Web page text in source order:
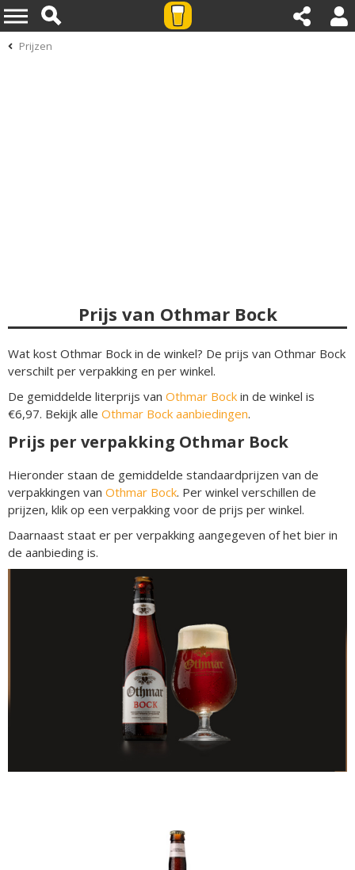
Prijzen
Prijs van Othmar Bock
Wat kost Othmar Bock in de winkel? De prijs van Othmar Bock
verschilt per verpakking en per winkel.
De gemiddelde literprijs van Othmar Bock in de winkel is
€6,97. Bekijk alle Othmar Bock aanbiedingen.
Prijs per verpakking Othmar Bock
Hieronder staan de gemiddelde standaardprijzen van de
verpakkingen van Othmar Bock. Per winkel verschillen de
prijzen, klik op een verpakking voor de prijs per winkel.
Daarnaast staat er per verpakking aangegeven of het bier in
de aanbieding is.